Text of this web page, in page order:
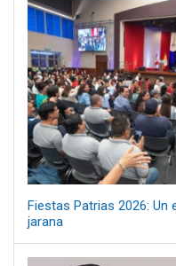
Fiestas Patrias 2026:
jarana